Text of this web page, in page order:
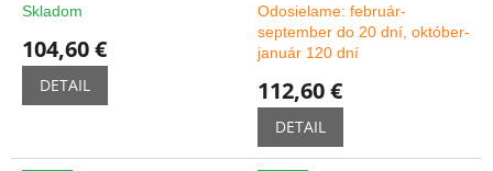
Skladom
104,60 €
DETAIL
Odosielame: február-
september do 20 dní, október-
január 120 dní
112,60 €
DETAIL